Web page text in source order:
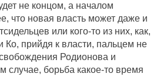
не концом, а началом
что новая власть может даже и
или кого-то из них, как,
Ко, прийдя к власти, пальцем не
Родионова и
случае, борьба какое-то время